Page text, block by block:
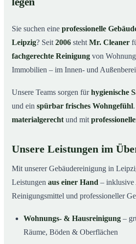
04So läuft die Gebäudereinigung ab
05Typische Anlässe für eine
Gebäudereinigung in Leipzig –
Sie suchen eine professionelle
Leipzig? Seit 2006 steht Mr. Cleaner
fachgerechte Reinigung von
Immobilien – im Innen- und
Unsere Teams sorgen fürhygienische
und ein spürbar frisches Wohngefühl
materialgerecht und mit
Unsere Leistungen im
Mit unserer Gebäudereinigung in
Leistungen aus einer Hand – inklusive
Reinigungsmittel und professioneller
Wohnungs- & Hausreinigung –
Räume, Böden & Oberflächen